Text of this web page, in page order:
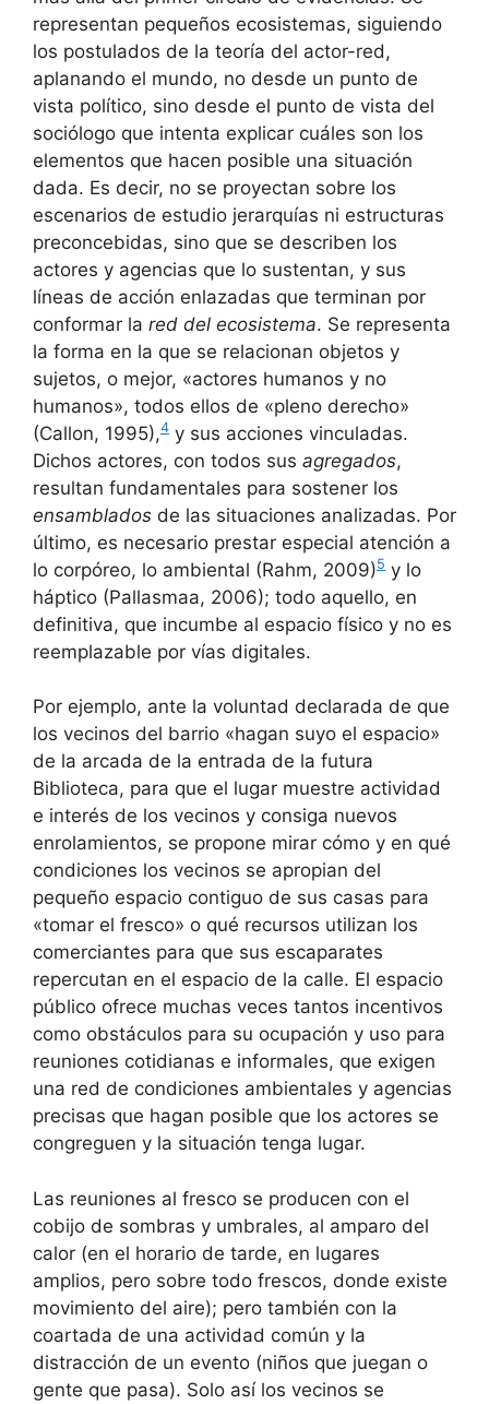
representan pequeños ecosistemas, siguiendo
los postulados de la teoría del actor-red,
aplanando el mundo, no desde un punto de
vista político, sino desde el punto de vista del
sociólogo que intenta explicar cuáles son los
elementos que hacen posible una situación
dada. Es decir, no se proyectan sobre los
escenarios de estudio jerarquías ni estructuras
preconcebidas, sino que se describen los
actores y agencias que lo sustentan, y sus
líneas de acción enlazadas que terminan por
conformar la red del ecosistema. Se representa
la forma en la que se relacionan objetos y
sujetos, o mejor, «actores humanos y no
humanos», todos ellos de «pleno derecho»
(Callon, 1995),4 y sus acciones vinculadas.
Dichos actores, con todos sus agregados,
resultan fundamentales para sostener los
ensamblados de las situaciones analizadas. Por
último, es necesario prestar especial atención a
lo corpóreo, lo ambiental (Rahm, 2009)5 y lo
háptico (Pallasmaa, 2006); todo aquello, en
definitiva, que incumbe al espacio físico y no es
reemplazable por vías digitales.
Por ejemplo, ante la voluntad declarada de que
los vecinos del barrio «hagan suyo el espacio»
de la arcada de la entrada de la futura
Biblioteca, para que el lugar muestre actividad
e interés de los vecinos y consiga nuevos
enrolamientos, se propone mirar cómo y en qué
condiciones los vecinos se apropian del
pequeño espacio contiguo de sus casas para
«tomar el fresco» o qué recursos utilizan los
comerciantes para que sus escaparates
repercutan en el espacio de la calle. El espacio
público ofrece muchas veces tantos incentivos
como obstáculos para su ocupación y uso para
reuniones cotidianas e informales, que exigen
una red de condiciones ambientales y agencias
precisas que hagan posible que los actores se
congreguen y la situación tenga lugar.
Las reuniones al fresco se producen con el
cobijo de sombras y umbrales, al amparo del
calor (en el horario de tarde, en lugares
amplios, pero sobre todo frescos, donde existe
movimiento del aire); pero también con la
coartada de una actividad común y la
distracción de un evento (niños que juegan o
gente que pasa). Solo así los vecinos se